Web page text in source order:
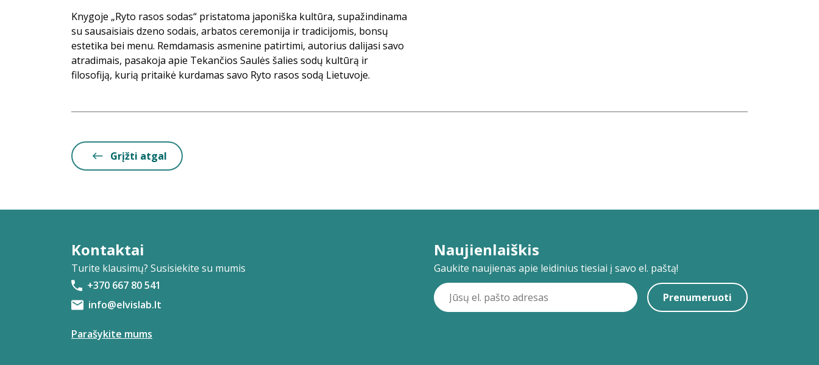
Knygoje „Ryto rasos sodas“ pristatoma japoniška kultūra, supažindinama
su sausaisiais dzeno sodais, arbatos ceremonija ir tradicijomis, bonsų
estetika bei menu. Remdamasis asmenine patirtimi, autorius dalijasi savo
atradimais, pasakoja apie Tekančios Saulės šalies sodų kultūrą ir
filosofiją, kurią pritaikė kurdamas savo Ryto rasos sodą Lietuvoje.
Grįžti atgal
Kontaktai
Turite klausimų? Susisiekite su mumis
+370 667 80 541
info@elvislab.lt
Parašykite mums
Naujienlaiškis
Gaukite naujienas apie leidinius tiesiai į savo el. paštą!
Prenumeruoti